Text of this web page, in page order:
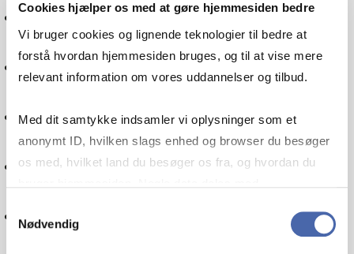
Cookies hjælper os med at gøre hjemmesiden bedre
Vi bruger cookies og lignende teknologier til bedre at
forstå hvordan hjemmesiden bruges, og til at vise mere
relevant information om vores uddannelser og tilbud.
Med dit samtykke indsamler vi oplysninger som et
anonymt ID, hvilken slags enhed og browser du besøger
os med, hvilket land du besøger os fra, og hvordan du
markedsføring. Du bestemmer selv - og kan altid trække
Nødvendig
The Nordic countries
Public sector
Organisation
Pensions